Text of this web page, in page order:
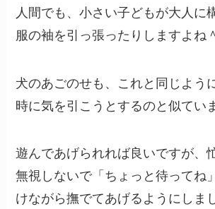
人間でも、小さい子どもが大人に
服の袖を引っ張ったりしますよね
犬のあごのせも、これと同じよう
時に気を引こうとするのと似てい
遊んであげられれば良いですが、
無視しないで「ちょっと待ってね
けながら撫でてあげるようにしま